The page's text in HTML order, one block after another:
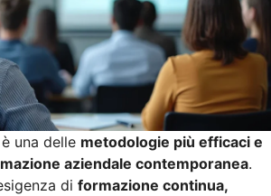
è una delle metodologie più efficaci e
aziendale contemporanea.
di formazione continua,